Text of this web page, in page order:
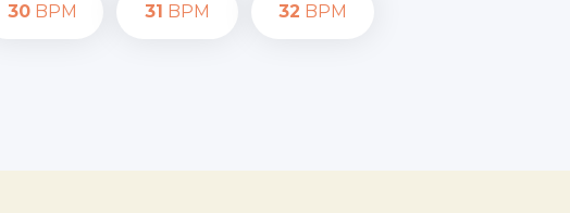
30BPM 31 BPM 32 BPM